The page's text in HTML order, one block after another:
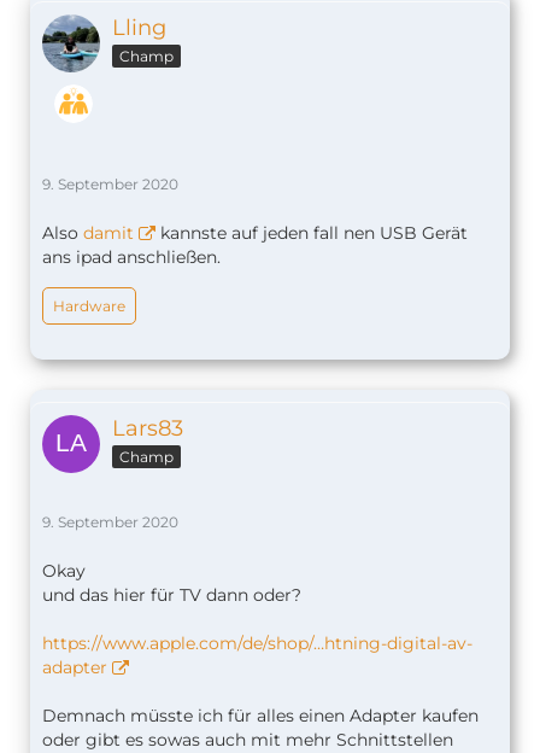
Lling
Champ
9. September 2020
Also damit
kannste auf jeden fall nen USB Gerät
ans ipad anschließen.
Hardware
Lars83
Champ
9. September 2020
Okay
und das hier für TV dann oder?
https://www.apple.com/de/shop/…htning-digital-av-
adapter
Demnach müsste ich für alles einen Adapter kaufen
oder gibt es sowas auch mit mehr Schnittstellen